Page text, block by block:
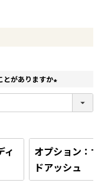
とがありますか
(
ィ
オプション：
ドアッシュ